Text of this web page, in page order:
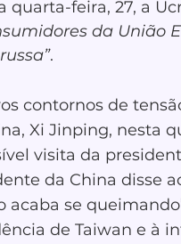
feira, 27, a
da União
.
contornos de
Xi Jinping, nesta
visita da
da China disse
se
de Taiwan e à